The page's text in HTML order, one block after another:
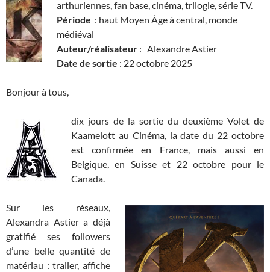
arthuriennes, fan base, cinéma, trilogie, série TV.
Période : haut Moyen Âge à central, monde
médiéval
Auteur/réalisateur : Alexandre Astier
Date de sortie : 22 octobre 2025
Bonjour à tous,
dix jours de la sortie du deuxième Volet de
Kaamelott au Cinéma, la date du 22 octobre
est confirmée en France, mais aussi en
Belgique, en Suisse et 22 octobre pour le
Canada.
Sur les réseaux,
Alexandra Astier a déjà
gratifié ses followers
d’une belle quantité de
matériau : trailer, affiche